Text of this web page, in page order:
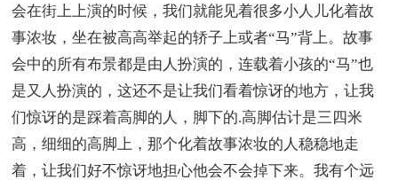
会在街上上演的时候，我们就能见着很多小人儿化着故
事浓妆，坐在被高高举起的轿子上或者“马”背上。故事
会中的所有布景都是由人扮演的，连载着小孩的“马”也
是又人扮演的，这还不是让我们看着惊讶的地方，让我
们惊讶的是踩着高脚的人，脚下的.高脚估计是三四米
高，细细的高脚上，那个化着故事浓妆的人稳稳地走
着，让我们好不惊讶地担心他会不会掉下来。我有个远